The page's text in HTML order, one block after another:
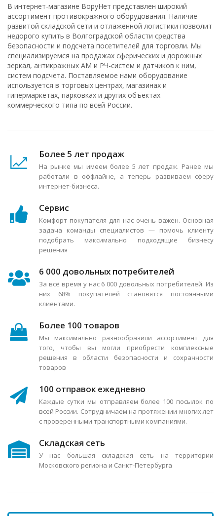
В интернет-магазине ВоруНет представлен широкий
ассортимент противокражного оборудования. Наличие
развитой складской сети и отлаженной логистики позволит
недорого купить в Волгоградской области средства
безопасности и подсчета посетителей для торговли. Мы
специализируемся на продажах сферических и дорожных
зеркал, антикражных АМ и РЧ-систем и датчиков к ним,
систем подсчета. Поставляемое нами оборудование
используется в торговых центрах, магазинах и
гипермаркетах, парковках и других объектах
коммерческого типа по всей России.
Более 5 лет продаж
На рынке мы имеем более 5 лет продаж. Ранее мы
работали в оффлайне, а теперь развиваем сферу
интернет-бизнеса.
Сервис
Комфорт покупателя для нас очень важен. Основная
задача команды специалистов — помочь клиенту
подобрать максимально подходящие бизнесу
решения
6 000 довольных потребителей
За всё время у нас 6 000 довольных потребителей. Из
них 68% покупателей становятся постоянными
клиентами.
Более 100 товаров
Мы максимально разнообразили ассортимент для
того, чтобы вы могли приобрести комплексные
решения в области безопасности и сохранности
товаров
100 отправок ежедневно
Каждые сутки мы отправляем более 100 посылок по
всей России. Сотрудничаем на протяжении многих лет
с проверенными транспортными компаниями.
Складская сеть
У нас большая складская сеть на территории
Московского региона и Санкт-Петербурга